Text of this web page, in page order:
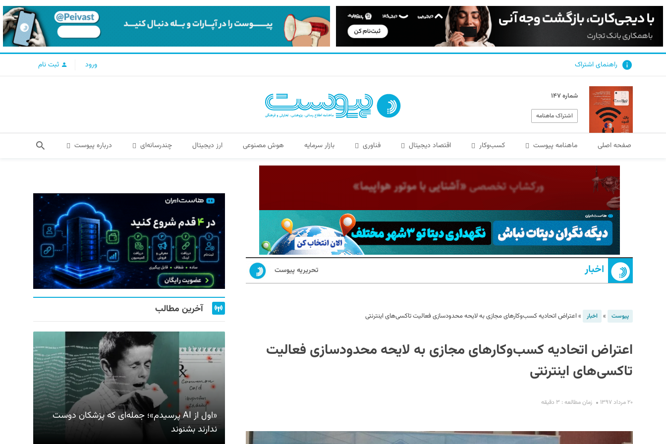
راهنمای اشتراک ورود ثبت نام
شماره ۱۴۷
اشتراک ماهنامه
صفحه اصلی ماهنامه پیوست کسب‌و‌کار اقتصاد دیجیتال فناوری بازار سرمایه هوش مصنوعی ارز دیجیتال چندرسانه‌ای درباره پیوست
اخبار تحریریه پیوست
پیوست » اخبار » اعتراض اتحادیه‌ کسب‌وکارهای مجازی به لایحه محدودسازی فعالیت تاکسی‌های اینترنتی
اعتراض اتحادیه‌ کسب‌وکارهای مجازی به لایحه محدودسازی فعالیت
تاکسی‌های اینترنتی
۲۰ مرداد ۱۳۹۷ زمان مطالعه : ۳ دقیقه
آخرین مطالب
«اول از AI پرسیدم»؛ جمله‌ای که پزشکان دوست
ندارند بشنوند